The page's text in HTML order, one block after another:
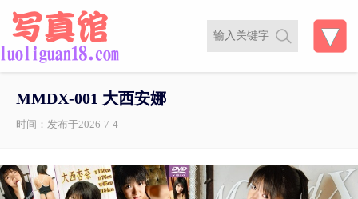
MMDX-001 大西安娜
时间：发布于2026-7-4